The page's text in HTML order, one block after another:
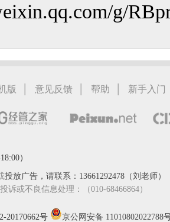
g/
版 | 意见反馈 | 帮助 | 新手入门
）
投放广告，请联系：13661292478（刘老师）
诉或不良信息处理：（010-68466864）
20170662号 京公网安备 11010802022788